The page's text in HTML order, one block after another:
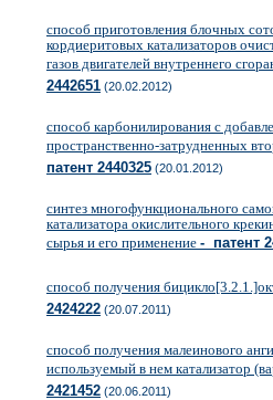
способ приготовления блочных
кордиеритовых катализаторов
газов двигателей внутреннего
2442651 (20.02.2012)
способ карбонилирования с
пространственно-затрудненных
патент 2440325 (20.01.2012)
синтез многофункционального
катализатора окислительного
сырья и его применение - патент
способ получения
2424222 (20.07.2011)
способ получения малеинового
используемый в нем катализатор
2421452 (20.06.2011)